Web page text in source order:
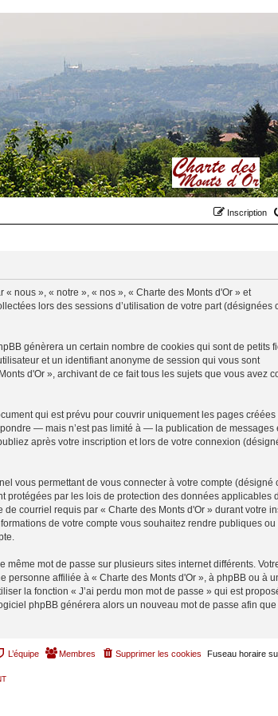
Inscription
nous », « notre », « nos », « Charte des Monts d'Or » et
lors des sessions d’utilisation de votre part (désignées
génèrera un certain nombre de cookies qui sont de petits
et un identifiant anonyme de session qui vous sont
d'Or », archivant de ce fait tous les sujets que vous avez
qui est prévu pour couvrir uniquement les pages créées
— mais n’est pas limité à — la publication de messages
après votre inscription et lors de votre connexion
vous permettant de vous connecter à votre compte (désigné
protégées par les lois de protection des données applicables
courriel requis par « Charte des Monts d'Or » durant votre
de votre compte vous souhaitez rendre publiques ou
mot de passe sur plusieurs sites internet différents.
personne affiliée à « Charte des Monts d'Or », à phpBB ou à
la fonction « J’ai perdu mon mot de passe » qui est
phpBB générera alors un nouveau mot de passe afin
Fuseau horaire
Supprimer les cookies
Membres
L’équipe